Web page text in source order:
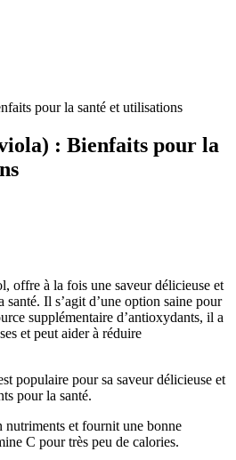
pour la santé et utilisations
: Bienfaits pour la
offre à la fois une saveur délicieuse et
santé. Il s’agit d’une option saine pour
supplémentaire d’antioxydants, il a
et peut aider à réduire
populaire pour sa saveur délicieuse et
pour la santé.
nutriments et fournit une bonne
C pour très peu de calories.